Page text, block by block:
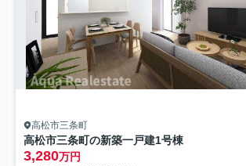
高松市三条町
高松市三条町の新築一戸建1号棟
3,280万円